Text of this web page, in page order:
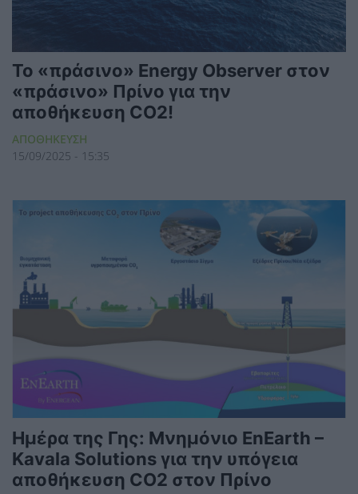
To «πράσινο» Energy Observer στον
«πράσινο» Πρίνο για την
αποθήκευση CO2!
ΑΠΟΘΗΚΕΥΣΗ
15/09/2025 - 15:35
Ημέρα της Γης: Μνημόνιο EnEarth –
Kavala Solutions για την υπόγεια
αποθήκευση CO2 στον Πρίνο